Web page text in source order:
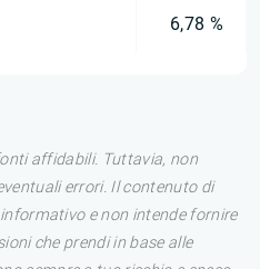
6,78 %
affidabili. Tuttavia, non
errori. Il contenuto di
e non intende fornire
che prendi in base alle